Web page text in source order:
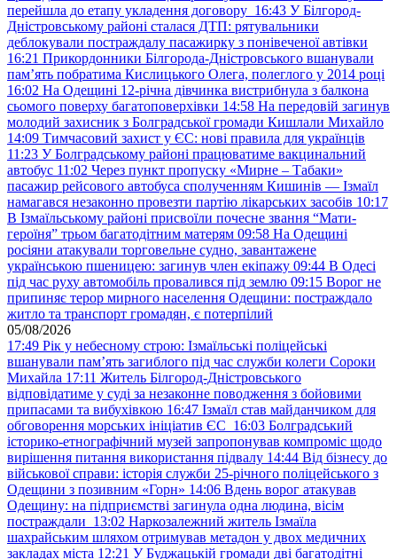
перейшла до етапу укладення договору 16:43 У Білгород-
Дністровському районі сталася ДТП: рятувальники
деблокували постраждалу пасажирку з понівеченої автівки
16:21 Прикордонники Білгорода-Дністровського вшанували
пам’ять побратима Кислицького Олега, полеглого у 2014 році
16:02 На Одещині 12-річна дівчинка вистрибнула з балкона
сьомого поверху багатоповерхівки 14:58 На передовій загинув
молодий захисник з Болградської громади Кишлали Михайло
14:09 Тимчасовий захист у ЄС: нові правила для українців
11:23 У Болградському районі працюватиме вакцинальний
автобус 11:02 Через пункт пропуску «Мирне – Табаки»
пасажир рейсового автобуса сполученням Кишинів — Ізмаїл
намагався незаконно провезти партію лікарських засобів 10:17
В Ізмаїльському районі присвоїли почесне звання “Мати-
героїня” трьом багатодітним матерям 09:58 На Одещині
росіяни атакували торговельне судно, завантажене
українською пшеницею: загинув член екіпажу 09:44 В Одесі
під час руху автомобіль провалився під землю 09:15 Ворог не
припиняє терор мирного населення Одещини: постраждало
житло та транспорт громадян, є потерпілий
05/08/2026
17:49 Рік у небесному строю: Ізмаїльські поліцейські
вшанували пам’ять загиблого під час служби колеги Сороки
Михайла 17:11 Житель Білгород-Дністровського
відповідатиме у суді за незаконне поводження з бойовими
припасами та вибухівкою 16:47 Ізмаїл став майданчиком для
обговорення морських ініціатив ЄС 16:03 Болградський
історико-етнографічний музей запропонував компроміс щодо
вирішення питання використання підвалу 14:44 Від бізнесу до
військової справи: історія служби 25-річного поліцейського з
Одещини з позивним «Горн» 14:06 Вдень ворог атакував
Одещину: на підприємстві загинула одна людина, вісім
постраждали 13:02 Наркозалежний житель Ізмаїла
шахрайським шляхом отримував метадон у двох медичних
закладах міста 12:21 У Буджацькій громади дві багатодітні